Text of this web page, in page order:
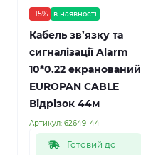
-15% в наявності
Кабель зв’язку та
сигналізації Alarm
10*0.22 екранований
EUROPAN CABLE
Відрізок 44м
Артикул: 62649_44
Готовий до